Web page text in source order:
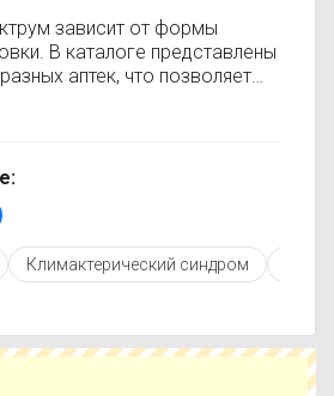
зависит от формы
В каталоге представлены
аптек, что позволяет
купить Витаспектрум по
данные.
ознакомиться с
показаниями и
При необходимости вы
аналоги Витаспектрум с
в ближайшей
город и сравните
Климактерический синдром